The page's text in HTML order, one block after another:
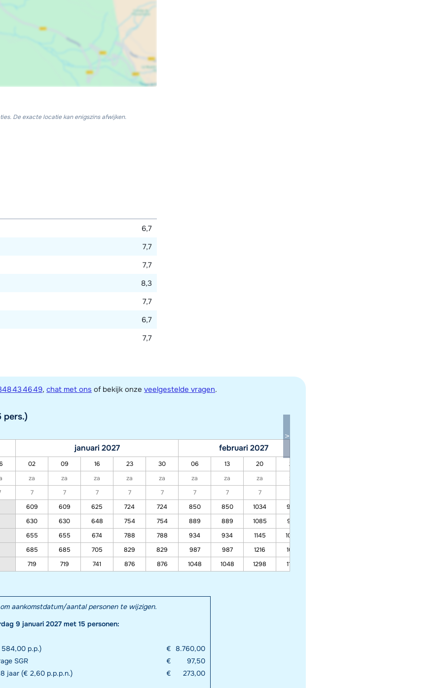
De exacte locatie kan enigszins afwijken.
6,7
7,7
7,7
8,3
7,7
6,7
7,7
43 46 49,chat met ons of bekijk onzeveelgestelde vragen.
pers.)
januari 2027 februari 2027
02 09 16 23 30 06 13 20 27
za za za za za za za za za
7 7 7 7 7 7 7 7
609 609 625 724 724 850 850 1034 934
630 630 648 754 754 889 889 1085 978
655 655 674 788 788 934 934 1145 1030
685 685 705 829 829 987 987 1216 1091
719 719 741 876 876 1048 1048 1298 1162
aankomstdatum/aantal personen te wijzigen.
9 januari 2027 met 15 personen:
584,00 p.p.) € 8.760,00
SGR €
97,50
jaar (€ 2,60 p.p.p.n.) € 273,00